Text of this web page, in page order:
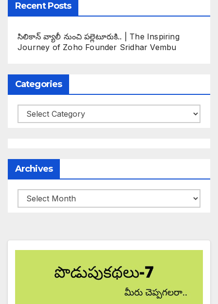
Recent Posts
సిలికాన్ వ్యాలీ నుంచి పల్లెటూరుకి.. | The Inspiring
Journey of Zoho Founder Sridhar Vembu
Categories
Categories
Archives
Archives